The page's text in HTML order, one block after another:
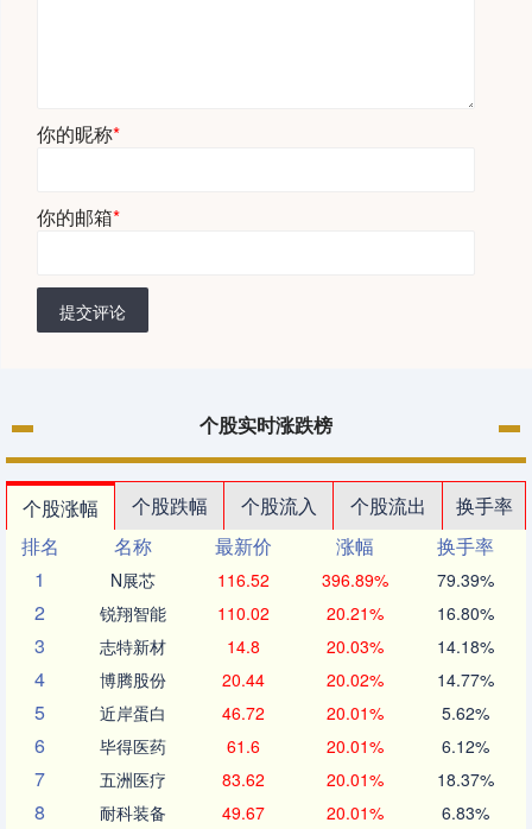
你的昵称*
你的邮箱*
提交评论
个股实时涨跌榜
个股涨幅 个股跌幅 个股流入 个股流出
换手率
排名
名称 最新价 涨幅
换手率
1
N展芯 116.52 396.89% 79.39%
2 锐翔智能 110.02 20.21% 16.80%
3 志特新材 14.8 20.03% 14.18%
4 博腾股份 20.44 20.02% 14.77%
5 近岸蛋白 46.72 20.01% 5.62%
6 毕得医药 61.6 20.01% 6.12%
7 五洲医疗 83.62 20.01% 18.37%
8 耐科装备 49.67 20.01% 6.83%